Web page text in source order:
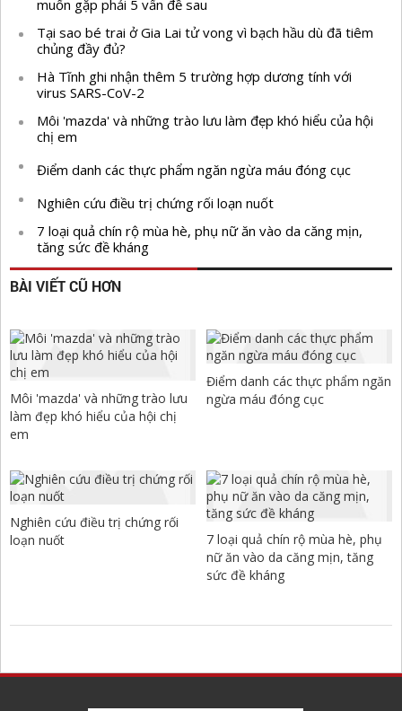
muốn gặp phải 5 vấn đề sau
Tại sao bé trai ở Gia Lai tử vong vì bạch hầu dù đã tiêm
chủng đầy đủ?
Hà Tĩnh ghi nhận thêm 5 trường hợp dương tính với
virus SARS-CoV-2
Môi 'mazda' và những trào lưu làm đẹp khó hiểu của hội
chị em
Điểm danh các thực phẩm ngăn ngừa máu đóng cục
Nghiên cứu điều trị chứng rối loạn nuốt
7 loại quả chín rộ mùa hè, phụ nữ ăn vào da căng mịn,
tăng sức đề kháng
BÀI VIẾT CŨ HƠN
Môi 'mazda' và những trào lưu
làm đẹp khó hiểu của hội chị
em
Điểm danh các thực phẩm ngăn
ngừa máu đóng cục
Nghiên cứu điều trị chứng rối
loạn nuốt
7 loại quả chín rộ mùa hè, phụ
nữ ăn vào da căng mịn, tăng
sức đề kháng